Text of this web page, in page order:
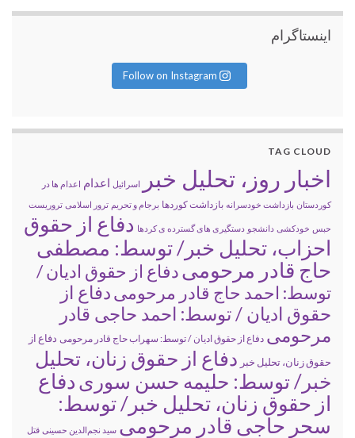
اینستاگرام
Follow on Instagram
TAG CLOUD
اخبار روز، تحلیل خبر اسرائیل اعدام اعدام ها در
کوردستان بازداشت خودسرانه بازداشت کوردها برجام و تحریم ترور اسلامی تروریست
حبس خودکشی دانشجو دستگیری های گسترده ی کردها دفاع از حقوق
احزاب، تحلیل خبر/ توسط: مصطفی
حاج قادر مرحومیدفاع از حقوق ادیان /
توسط: احمد حاج قادر مرحومیدفاع از
حقوق ادیان / توسط: احمد حاجی قادر
مرحومی دفاع از حقوق ادیان / توسط: سهراب حاج قادر مرحومی دفاع از
حقوق زنان، تحلیل خبر دفاع از حقوق زنان، تحلیل
خبر/ توسط: حلیمه حسن سوری دفاع
از حقوق زنان، تحلیل خبر/ توسط:
سحر حاجی قادر مرحومی سید نجم‌الدین حسینی قتل